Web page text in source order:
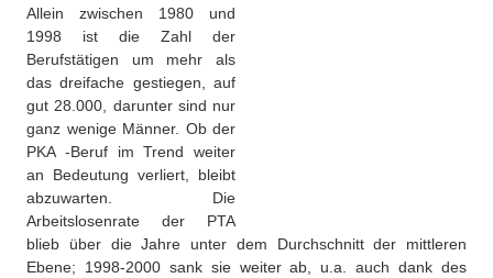
Allein zwischen 1980 und
1998 ist die Zahl der
Berufstätigen um mehr als
das dreifache gestiegen, auf
gut 28.000, darunter sind nur
ganz wenige Männer. Ob der
PKA -Beruf im Trend weiter
an Bedeutung verliert, bleibt
abzuwarten. Die
Arbeitslosenrate der PTA
blieb über die Jahre unter dem Durchschnitt der mittleren
Ebene; 1998-2000 sank sie weiter ab, u.a. auch dank des